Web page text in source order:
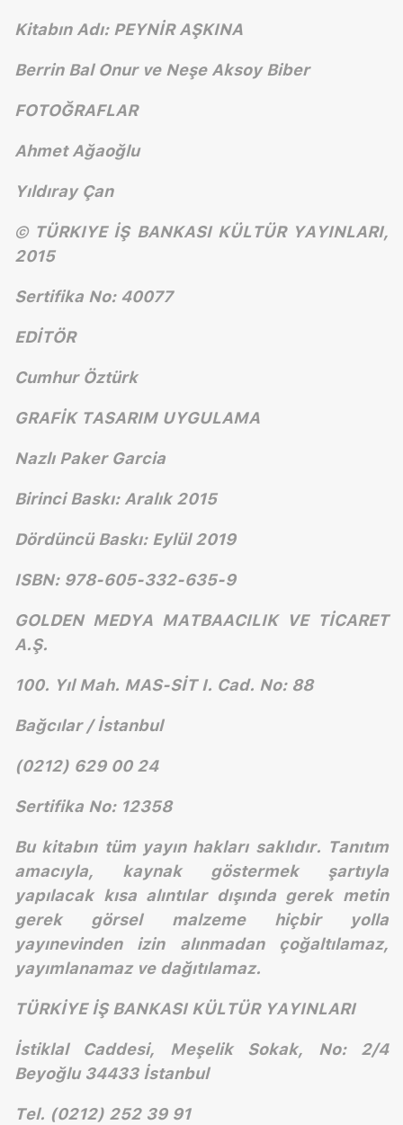
Kitabın Adı: PEYNİR AŞKINA
Berrin Bal Onur ve Neşe Aksoy Biber
FOTOĞRAFLAR
Ahmet Ağaoğlu
Yıldıray Çan
© TÜRKIYE İŞ BANKASI KÜLTÜR YAYINLARI,
2015
Sertifika No: 40077
EDİTÖR
Cumhur Öztürk
GRAFİK TASARIM UYGULAMA
Nazlı Paker Garcia
Birinci Baskı: Aralık 2015
Dördüncü Baskı: Eylül 2019
ISBN: 978-605-332-635-9
GOLDEN MEDYA MATBAACILIK VE TİCARET
A.Ş.
100. Yıl Mah. MAS-SİT I. Cad. No: 88
Bağcılar / İstanbul
(0212) 629 00 24
Sertifika No: 12358
Bu kitabın tüm yayın hakları saklıdır. Tanıtım
amacıyla, kaynak göstermek şartıyla
yapılacak kısa alıntılar dışında gerek metin
gerek görsel malzeme hiçbir yolla
yayınevinden izin alınmadan çoğaltılamaz,
yayımlanamaz ve dağıtılamaz.
TÜRKİYE İŞ BANKASI KÜLTÜR YAYINLARI
İstiklal Caddesi, Meşelik Sokak, No: 2/4
Beyoğlu 34433 İstanbul
Tel. (0212) 252 39 91